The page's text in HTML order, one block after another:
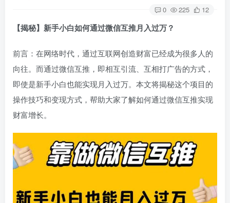
0 225 12
【揭秘】新手小白如何通过微信互推月入过万？
前言：在网络时代，通过互联网创造财富已经成为很多人的
向往。而通过微信互推，即相互引流、互相打广告的方式，
即使是新手小白也能实现月入过万。本文将揭秘这个项目的
操作技巧和变现方式，帮助大家了解如何通过微信互推实现
财富增长。